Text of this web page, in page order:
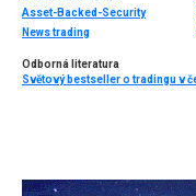
Asset-Backed-Security
News trading
Odborná literatura